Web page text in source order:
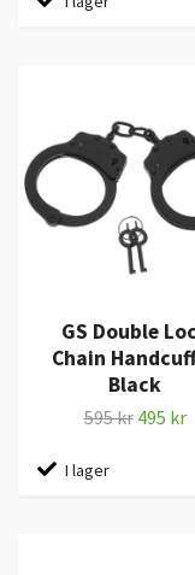
GS Double
Chain
Black
595 kr 495 kr
I lager